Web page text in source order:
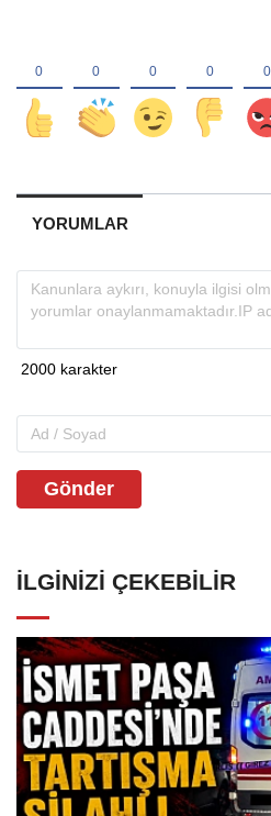
YORUMLAR
Gönder
İLGINIZI ÇEKEBILIR